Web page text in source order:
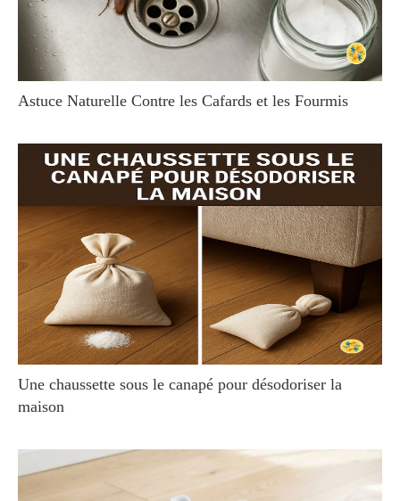
Astuce Naturelle Contre les Cafards et les Fourmis
Une chaussette sous le canapé pour désodoriser la
maison